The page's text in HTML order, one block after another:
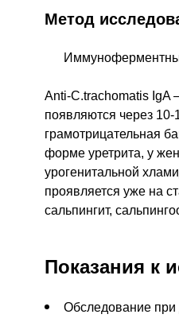
Метод
Аnti-C.trachomatis IgA
появляются через
грамотрицательная
форме уретрита, у
урогенитальной
проявляется уже на
сальпингит,
Показания к
Обследование при